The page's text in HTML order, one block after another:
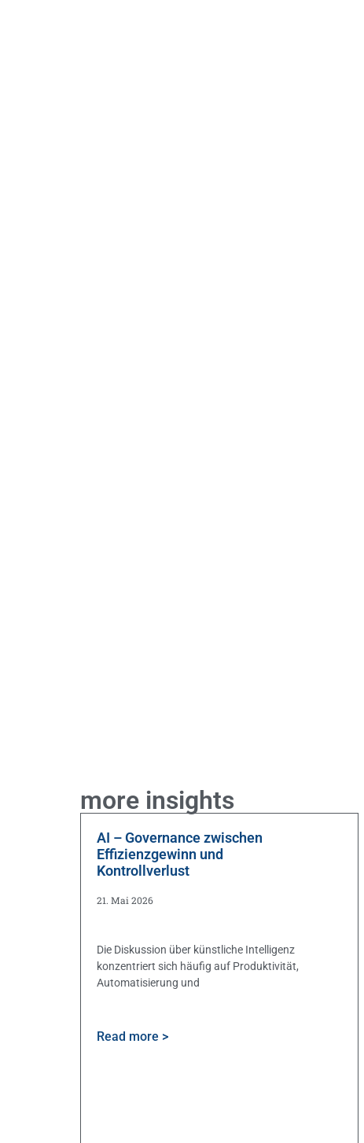
more insights
AI – Governance zwischen
Effizienzgewinn und
Kontrollverlust
21. Mai 2026
Die Diskussion über künstliche Intelligenz
konzentriert sich häufig auf Produktivität,
Automatisierung und
Read more >